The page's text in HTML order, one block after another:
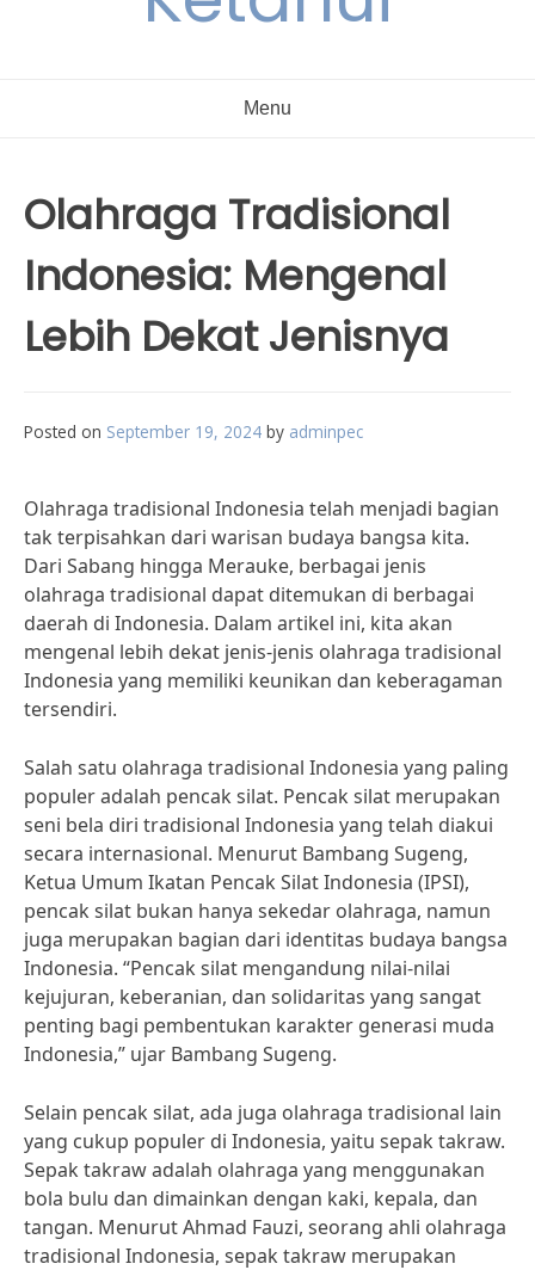
Menu
Olahraga Tradisional
Indonesia: Mengenal
Lebih Dekat Jenisnya
Posted on September 19, 2024 by adminpec
Olahraga tradisional Indonesia telah menjadi bagian
tak terpisahkan dari warisan budaya bangsa kita.
Dari Sabang hingga Merauke, berbagai jenis
olahraga tradisional dapat ditemukan di berbagai
daerah di Indonesia. Dalam artikel ini, kita akan
mengenal lebih dekat jenis-jenis olahraga tradisional
Indonesia yang memiliki keunikan dan keberagaman
tersendiri.
Salah satu olahraga tradisional Indonesia yang paling
populer adalah pencak silat. Pencak silat merupakan
seni bela diri tradisional Indonesia yang telah diakui
secara internasional. Menurut Bambang Sugeng,
Ketua Umum Ikatan Pencak Silat Indonesia (IPSI),
pencak silat bukan hanya sekedar olahraga, namun
juga merupakan bagian dari identitas budaya bangsa
Indonesia. “Pencak silat mengandung nilai-nilai
kejujuran, keberanian, dan solidaritas yang sangat
penting bagi pembentukan karakter generasi muda
Indonesia,” ujar Bambang Sugeng.
Selain pencak silat, ada juga olahraga tradisional lain
yang cukup populer di Indonesia, yaitu sepak takraw.
Sepak takraw adalah olahraga yang menggunakan
bola bulu dan dimainkan dengan kaki, kepala, dan
tangan. Menurut Ahmad Fauzi, seorang ahli olahraga
tradisional Indonesia, sepak takraw merupakan